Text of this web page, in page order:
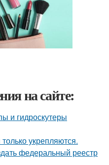
на сайте:
и гидроскутеры
укрепляются.
федеральный реестр